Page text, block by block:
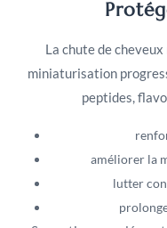
La chute de
miniaturisation
peptides,
améliorer la
lutter